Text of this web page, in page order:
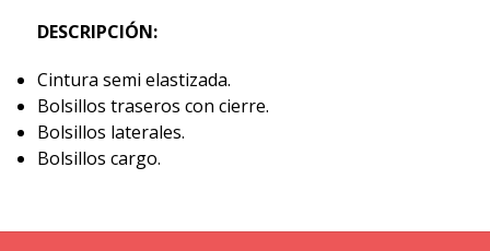
DESCRIPCIÓN:
Cintura semi elastizada.
Bolsillos traseros con cierre.
Bolsillos laterales.
Bolsillos cargo.